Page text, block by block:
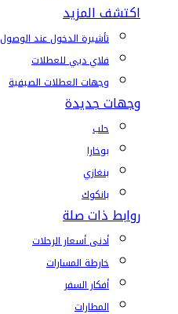
اكتشف المزيد
تأشيرة الدخول عند الوصول
فلاي دبي للعطلات
وجهات العطلات الصيفية
وجهات جديدة
حلب
بوخارا
بنغازي
بانكوك
روابط ذات صلة
أدنى أسعار الرحلات
خارطة المسارات
أفكار السفر
المطارات